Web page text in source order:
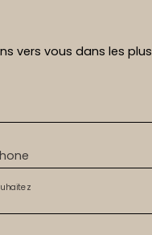
vers vous dans les plus